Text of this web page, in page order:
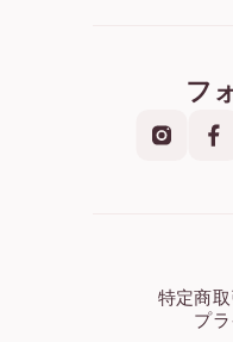
フ
特定商
プ